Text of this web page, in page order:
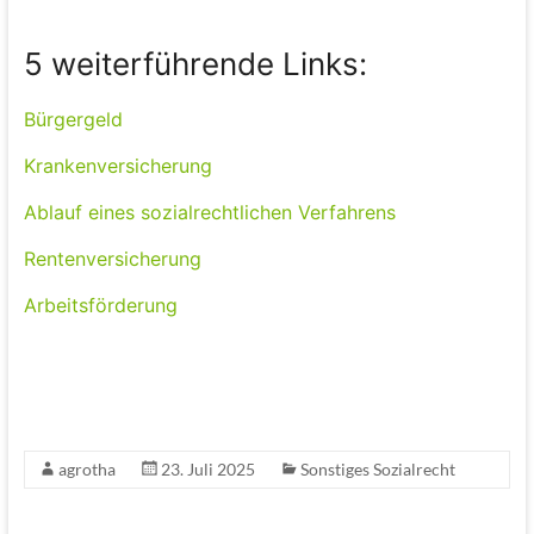
5 weiterführende Links:
Bürgergeld
Krankenversicherung
Ablauf eines sozialrechtlichen Verfahrens
Rentenversicherung
Arbeitsförderung
agrotha 23. Juli 2025 Sonstiges Sozialrecht